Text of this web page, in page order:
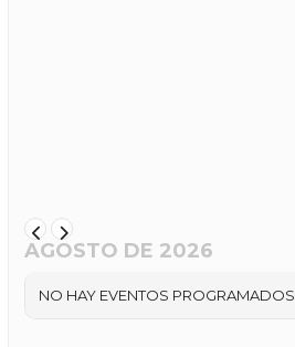
AGOSTO DE 2026
NO HAY EVENTOS PROGRAMADOS